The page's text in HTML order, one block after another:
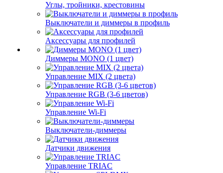
Углы, тройники, крестовины
Выключатели и диммеры в профиль
Аксессуары для профилей
Диммеры MONO (1 цвет)
Управление MIX (2 цвета)
Управление RGB (3-6 цветов)
Управление Wi-Fi
Выключатели-диммеры
Датчики движения
Управление TRIAC